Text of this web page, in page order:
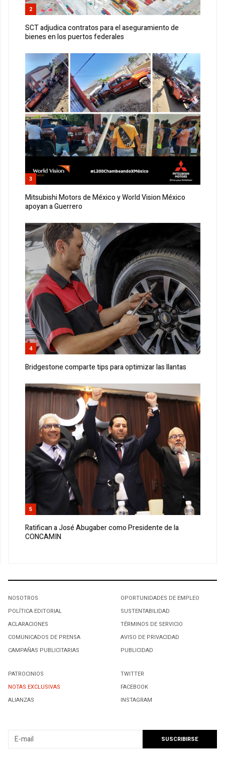
2
SCT adjudica contratos para el aseguramiento de
bienes en los puertos federales
3
Mitsubishi Motors de México y World Vision México
apoyan a Guerrero
4
Bridgestone comparte tips para optimizar las llantas
5
Ratifican a José Abugaber como Presidente de la
CONCAMIN
NOSOTROS
POLÍTICA EDITORIAL
ACLARACIONES
COMUNICADOS DE PRENSA
CAMPAÑAS PUBLICITARIAS
OPORTUNIDADES DE EMPLEO
SUSTENTABILIDAD
TÉRMINOS DE SERVICIO
AVISO DE PRIVACIDAD
PUBLICIDAD
PATROCINIOS
NOTAS EXCLUSIVAS
ALIANZAS
TWITTER
FACEBOOK
INSTAGRAM